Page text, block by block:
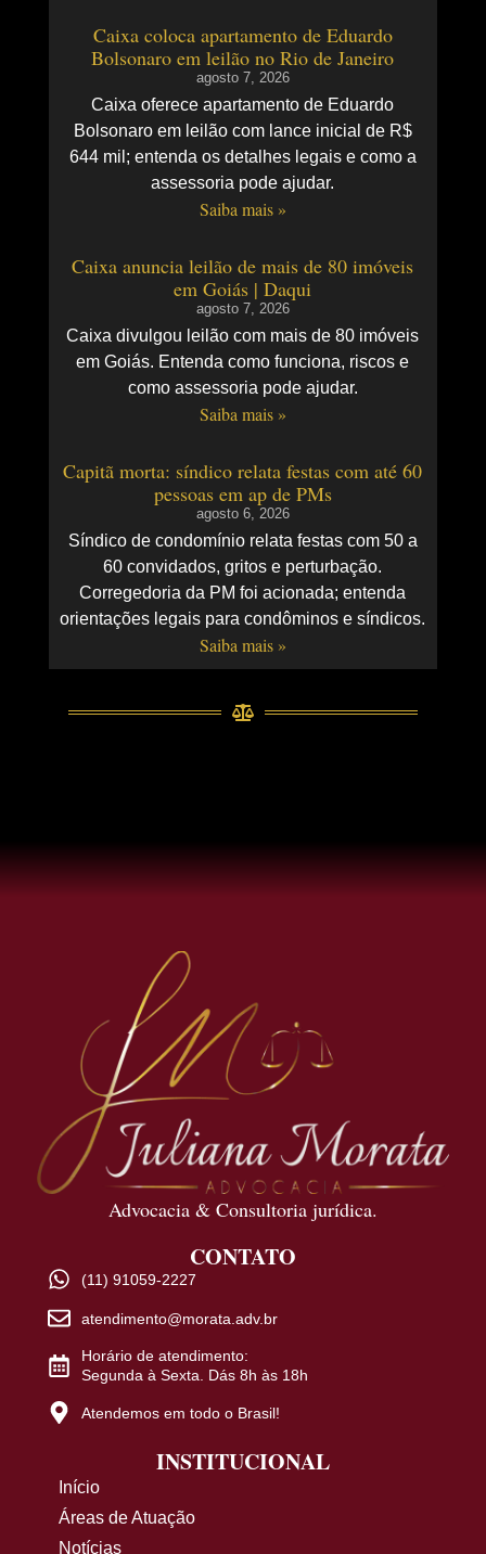
Caixa coloca apartamento de Eduardo
Bolsonaro em leilão no Rio de Janeiro
agosto 7, 2026
Caixa oferece apartamento de Eduardo
Bolsonaro em leilão com lance inicial de R$
644 mil; entenda os detalhes legais e como a
assessoria pode ajudar.
Saiba mais »
Caixa anuncia leilão de mais de 80 imóveis
em Goiás | Daqui
agosto 7, 2026
Caixa divulgou leilão com mais de 80 imóveis
em Goiás. Entenda como funciona, riscos e
como assessoria pode ajudar.
Saiba mais »
Capitã morta: síndico relata festas com até 60
pessoas em ap de PMs
agosto 6, 2026
Síndico de condomínio relata festas com 50 a
60 convidados, gritos e perturbação.
Corregedoria da PM foi acionada; entenda
orientações legais para condôminos e síndicos.
Saiba mais »
Advocacia & Consultoria jurídica.
CONTATO
(11) 91059-2227
atendimento@morata.adv.br
Horário de atendimento:
Segunda à Sexta. Dás 8h às 18h
Atendemos em todo o Brasil!
INSTITUCIONAL
Início
Áreas de Atuação
Notícias